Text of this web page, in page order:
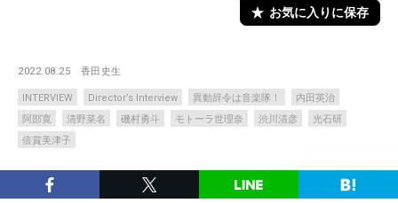
お気に入りに保存
2022.08.25 香田史生
INTERVIEW Director’s Interview 異動辞令は音楽隊！
内田英治
阿部寛
清野菜名 磯村勇斗 モトーラ世理奈 渋川清彦
光石研
倍賞美津子